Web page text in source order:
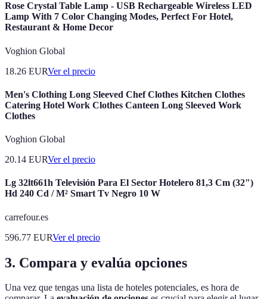
Rose Crystal Table Lamp - USB Rechargeable Wireless LED
Lamp With 7 Color Changing Modes, Perfect For Hotel,
Restaurant & Home Decor
Voghion Global
18.26 EURVer el precio
Men's Clothing Long Sleeved Chef Clothes Kitchen Clothes
Catering Hotel Work Clothes Canteen Long Sleeved Work
Clothes
Voghion Global
20.14 EURVer el precio
Lg 32lt661h Televisión Para El Sector Hotelero 81,3 Cm (32")
Hd 240 Cd / M² Smart Tv Negro 10 W
carrefour.es
596.77 EURVer el precio
3. Compara y evalúa opciones
Una vez que tengas una lista de hoteles potenciales, es hora de